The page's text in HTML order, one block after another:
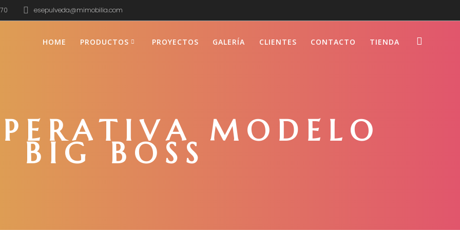
esepulveda@mimobilia.com
HOME PRODUCTOS PROYECTOS GALERÍA CLIENTES CONTACTO TIENDA
MODELO
BIG BOSS